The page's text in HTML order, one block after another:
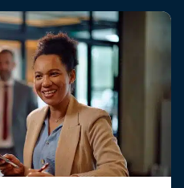
effectif consacré à la
gains dans la simplification
des projets avec les